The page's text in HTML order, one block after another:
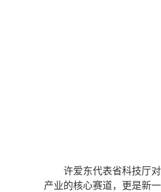
许爱东代表省科技厅
产业的核心赛道，更是新